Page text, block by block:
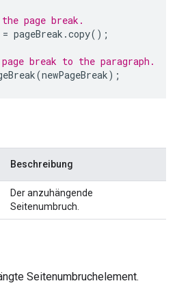
page break.
= pageBreak .copy();
break to the paragraph.
(newPageBreak);
Beschreibung
Der anzuhängende
Seitenumbruch.
Seitenumbruchelement.